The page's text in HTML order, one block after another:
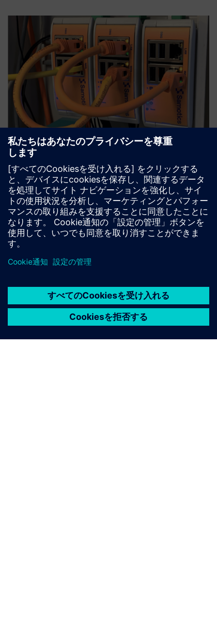
SAM4 Health
SAM4 Healthは、電流信号と電圧信号を分析して、電気的
および機械的障害を最大 90% の精度で検出します。この
システムは、モーター制御キャビネット内に簡単に設置で
きます。したがって、重要な資産をリモートで大規模に監
視できます。
詳細情報